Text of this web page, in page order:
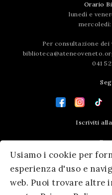
Usiamo i cookie per
esperienza d'uso e
web. Puoi trovare altre
Orario
lunedì e
mercoledì:
Per consultazione dei
041
Iscriviti